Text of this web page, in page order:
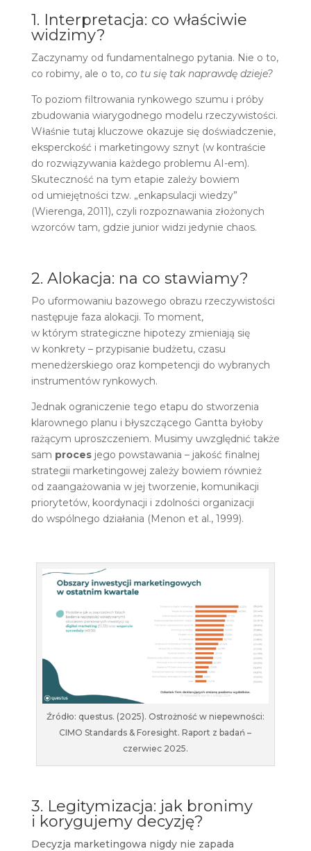
1. Interpretacja: co właściwie
widzimy?
Zaczynamy od fundamentalnego pytania. Nie o to,
co robimy, ale o to, co tu się tak naprawdę dzieje?
To poziom filtrowania rynkowego szumu i próby
zbudowania wiarygodnego modelu rzeczywistości.
Właśnie tutaj kluczowe okazuje się doświadczenie,
eksperckość i marketingowy sznyt (w kontraście
do rozwiązywania każdego problemu AI-em).
Skuteczność na tym etapie zależy bowiem
od umiejętności tzw. „enkapsulacji wiedzy”
(Wierenga, 2011), czyli rozpoznawania złożonych
wzorców tam, gdzie junior widzi jedynie chaos.
2. Alokacja: na co stawiamy?
Po uformowaniu bazowego obrazu rzeczywistości
następuje faza alokacji. To moment,
w którym strategiczne hipotezy zmieniają się
w konkrety – przypisanie budżetu, czasu
menedżerskiego oraz kompetencji do wybranych
instrumentów rynkowych.
Jednak ograniczenie tego etapu do stworzenia
klarownego planu i błyszczącego Gantta byłoby
rażącym uproszczeniem. Musimy uwzględnić także
sam proces jego powstawania – jakość finalnej
strategii marketingowej zależy bowiem również
od zaangażowania w jej tworzenie, komunikacji
priorytetów, koordynacji i zdolności organizacji
do wspólnego działania (Menon et al., 1999).
Źródło: questus. (2025). Ostrożność w niepewności:
CIMO Standards & Foresight. Raport z badań –
czerwiec 2025.
3. Legitymizacja: jak bronimy
i korygujemy decyzję?
Decyzja marketingowa nigdy nie zapada